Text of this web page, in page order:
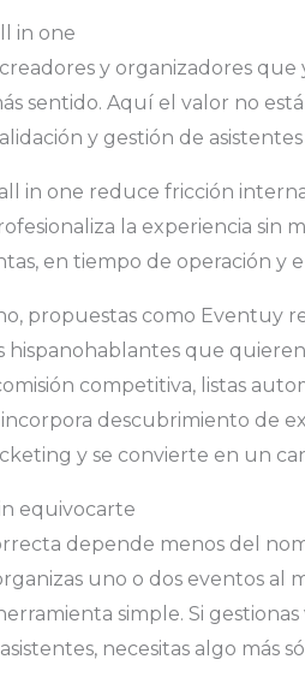
in one
y organizadores
sentido. Aquí el valor no
y gestión de
in one reduce fricción
la experiencia sin
en tiempo de operación y
propuestas como Eventuy
hispanohablantes que
competitiva, listas
descubrimiento de
y se convierte en un
equivocarte
depende menos del
uno o dos eventos al
simple. Si
necesitas algo más